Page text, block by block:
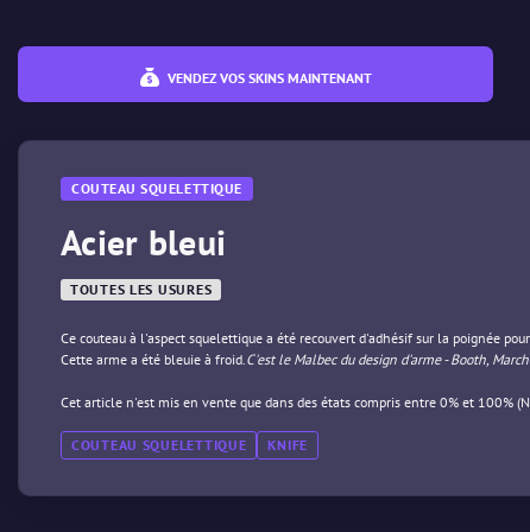
VENDEZ VOS SKINS MAINTENANT
COUTEAU SQUELETTIQUE
Acier bleui
TOUTES LES USURES
Ce couteau à l'aspect squelettique a été recouvert d'adhésif sur la poignée
Cette arme a été bleuie à froid.C'est le Malbec du design d'arme - Booth,
Cet article n'est mis en vente que dans des états compris entre 0% et 100%
COUTEAU SQUELETTIQUE KNIFE